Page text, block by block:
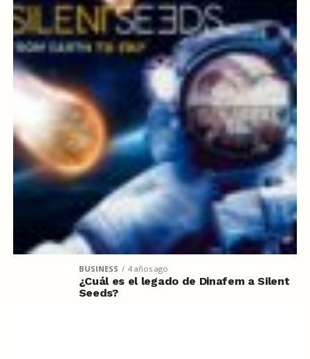
BUSINESS 4 años ago
¿Cuál es el legado de Dinafem a Silent
Seeds?